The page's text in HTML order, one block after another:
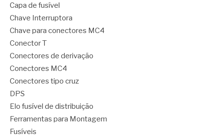
Capa de fusível
Chave Interruptora
Chave para conectores MC4
Conector T
Conectores de derivação
Conectores MC4
Conectores tipo cruz
DPS
Elo fusível de distribuição
Ferramentas para Montagem
Fusíveis